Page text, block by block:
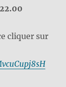
cliquer sur